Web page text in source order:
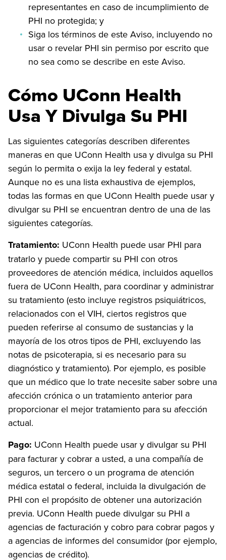
representantes en caso de incumplimiento de
PHI no protegida; y
Siga los términos de este Aviso, incluyendo no
usar o revelar PHI sin permiso por escrito que
no sea como se describe en este Aviso.
Cómo UConn Health
Usa Y Divulga Su PHI
Las siguientes categorías describen diferentes
maneras en que UConn Health usa y divulga su PHI
según lo permita o exija la ley federal y estatal.
Aunque no es una lista exhaustiva de ejemplos,
todas las formas en que UConn Health puede usar y
divulgar su PHI se encuentran dentro de una de las
siguientes categorías.
Tratamiento: UConn Health puede usar PHI para
tratarlo y puede compartir su PHI con otros
proveedores de atención médica, incluidos aquellos
fuera de UConn Health, para coordinar y administrar
su tratamiento (esto incluye registros psiquiátricos,
relacionados con el VIH, ciertos registros que
pueden referirse al consumo de sustancias y la
mayoría de los otros tipos de PHI, excluyendo las
notas de psicoterapia, si es necesario para su
diagnóstico y tratamiento). Por ejemplo, es posible
que un médico que lo trate necesite saber sobre una
afección crónica o un tratamiento anterior para
proporcionar el mejor tratamiento para su afección
actual.
Pago: UConn Health puede usar y divulgar su PHI
para facturar y cobrar a usted, a una compañía de
seguros, un tercero o un programa de atención
médica estatal o federal, incluida la divulgación de
PHI con el propósito de obtener una autorización
previa. UConn Health puede divulgar su PHI a
agencias de facturación y cobro para cobrar pagos y
a agencias de informes del consumidor (por ejemplo,
agencias de crédito).